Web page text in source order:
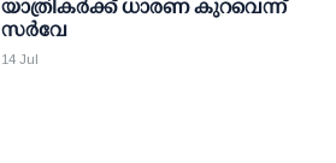
യാത്രികര്‍ക്ക് ധാരണ കുറവെന്ന്
സര്‍വേ
14 Jul